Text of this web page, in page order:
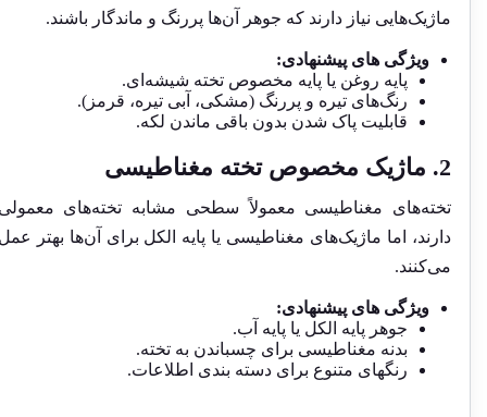
ماژیک‌هایی نیاز دارند که جوهر آن‌ها پررنگ و ماندگار باشند.
ویژگی های پیشنهادی:
پایه روغن یا پایه مخصوص تخته شیشه‌ای.
رنگ‌های تیره و پررنگ (مشکی، آبی تیره، قرمز).
قابلیت پاک شدن بدون باقی ماندن لکه.
تخته‌های مغناطیسی معمولاً سطحی مشابه تخته‌های معمولی
دارند، اما ماژیک‌های مغناطیسی یا پایه الکل برای آن‌ها بهتر عمل
می‌کنند.
ویژگی های پیشنهادی:
جوهر پایه الکل یا پایه آب.
بدنه مغناطیسی برای چسباندن به تخته.
رنگهای متنوع برای دسته بندی اطلاعات.